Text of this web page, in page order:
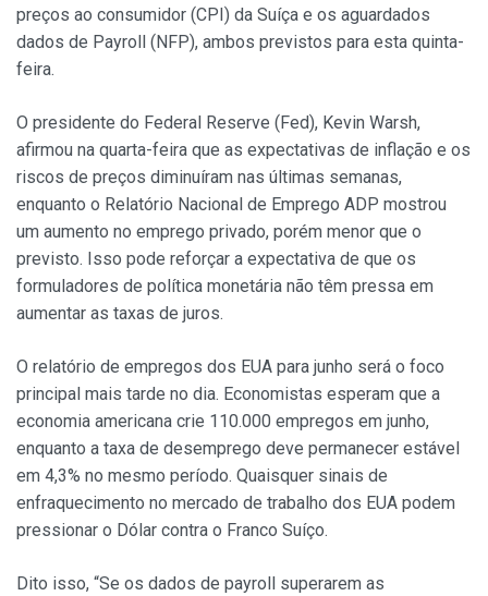
preços ao consumidor (CPI) da Suíça e os aguardados
dados de Payroll (NFP), ambos previstos para esta quinta-
feira.
O presidente do Federal Reserve (Fed), Kevin Warsh,
afirmou na quarta-feira que as expectativas de inflação e os
riscos de preços diminuíram nas últimas semanas,
enquanto o Relatório Nacional de Emprego ADP mostrou
um aumento no emprego privado, porém menor que o
previsto. Isso pode reforçar a expectativa de que os
formuladores de política monetária não têm pressa em
aumentar as taxas de juros.
O relatório de empregos dos EUA para junho será o foco
principal mais tarde no dia. Economistas esperam que a
economia americana crie 110.000 empregos em junho,
enquanto a taxa de desemprego deve permanecer estável
em 4,3% no mesmo período. Quaisquer sinais de
enfraquecimento no mercado de trabalho dos EUA podem
pressionar o Dólar contra o Franco Suíço.
Dito isso, “Se os dados de payroll superarem as